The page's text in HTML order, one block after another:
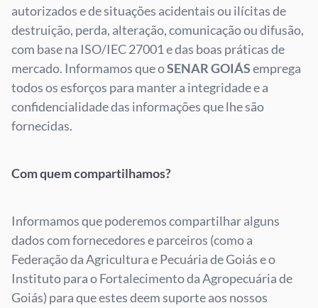
autorizados e de situações acidentais ou ilícitas de
destruição, perda, alteração, comunicação ou difusão,
com base na ISO/IEC 27001 e das boas práticas de
mercado. Informamos que oSENAR GOIÁSemprega
todos os esforços para manter a integridade e a
confidencialidade das informações que lhe são
fornecidas.
Com quem compartilhamos?
Informamos que poderemos compartilhar alguns
dados com fornecedores e parceiros (como a
Federação da Agricultura e Pecuária de Goiás e o
Instituto para o Fortalecimento da Agropecuária de
Goiás) para que estes deem suporte aos nossos